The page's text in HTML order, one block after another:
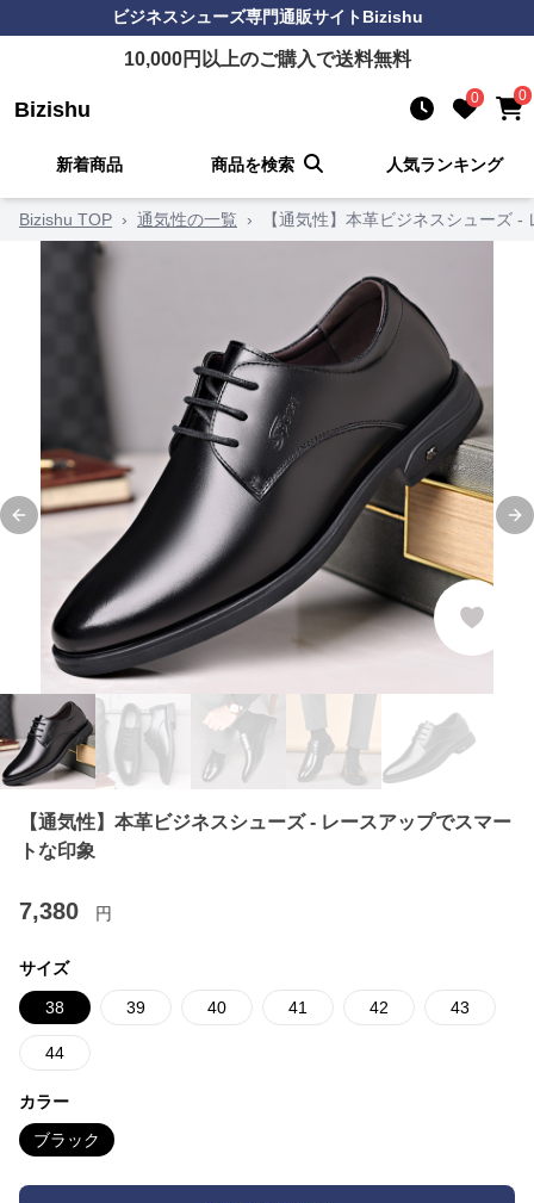
ビジネスシューズ専門通販サイトBizishu
10,000円以上のご購入で送料無料
Bizishu 0 0
新着商品 商品を検索 人気ランキング
Bizishu TOP › 通気性の一覧 › 【通気性】本革ビジネスシューズ
Previous slide
【通気性】本革ビジネスシューズ - レースアップでスマー
トな印象
7,380 円
サイズ
38 39 40 41 42 43
44
カラー
ブラック